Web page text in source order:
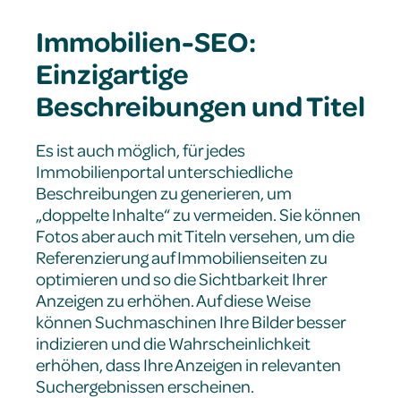
Immobilien-SEO:
Einzigartige
Beschreibungen und Titel
Es ist auch möglich, für jedes
Immobilienportal unterschiedliche
Beschreibungen zu generieren, um
„doppelte Inhalte“ zu vermeiden. Sie können
Fotos aber auch mit Titeln versehen, um die
Referenzierung auf Immobilienseiten zu
optimieren und so die Sichtbarkeit Ihrer
Anzeigen zu erhöhen. Auf diese Weise
können Suchmaschinen Ihre Bilder besser
indizieren und die Wahrscheinlichkeit
erhöhen, dass Ihre Anzeigen in relevanten
Suchergebnissen erscheinen.